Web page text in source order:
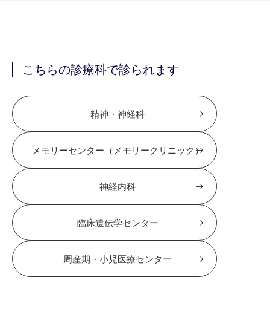
こちらの診療科で診られます
精神・神経科
メモリーセンター（メモリークリニック）
神経内科
臨床遺伝学センター
周産期・小児医療センター